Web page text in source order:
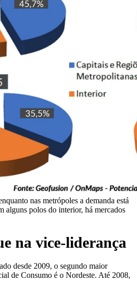
nas metrópoles a demanda está
alguns polos do interior, há mercados
na vice-liderança
desde 2009, o segundo maior
de Consumo é o Nordeste. Até 2008,